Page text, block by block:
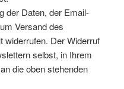
der Daten, der Email-
Versand des
widerrufen. Der Widerruf
selbst, in Ihrem
die oben stehenden